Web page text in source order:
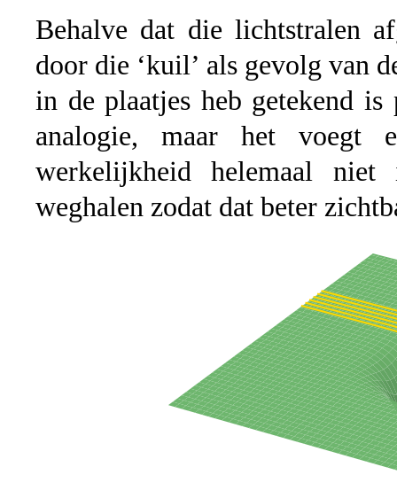
Behalve dat die lichtstralen
door die ‘kuil’ als gevolg van
in de plaatjes heb getekend
analogie, maar het
werkelijkheid helemaal
weghalen zodat dat beter